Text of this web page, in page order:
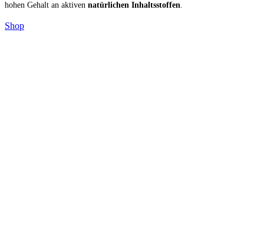
hohen Gehalt an aktiven natürlichen Inhaltsstoffen.
Shop